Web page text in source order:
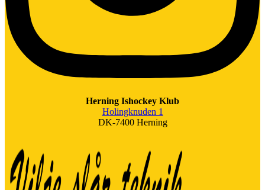
Herning Ishockey Klub
Holingknuden 1
DK-7400 Herning